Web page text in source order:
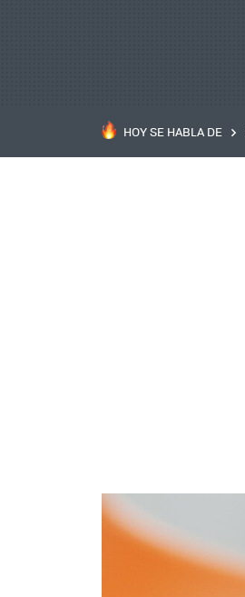
HOY SE HABLA DE